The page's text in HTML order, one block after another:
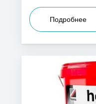
Подробнее